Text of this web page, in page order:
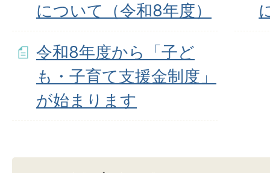
について（令和8年度）
令和8年度から「子ど
も・子育て支援金制度」
が始まります